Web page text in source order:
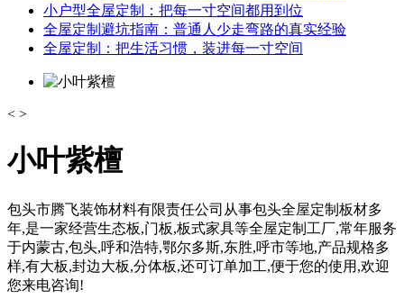
小户型全屋定制：把每一寸空间都用到位
全屋定制避坑指南：普通人少走弯路的真实经验
全屋定制：把生活习惯，装进每一寸空间
< >
小叶紫檀
包头市腾飞装饰材料有限责任公司从事包头全屋定制板材多
年,是一家经营生态板,门板,板式家具等全屋定制工厂,常年服务
于内蒙古,包头,呼和浩特,鄂尔多斯,东胜,呼市等地,产品规格多
样,有大板,封边大板,分体板,还可订单加工,便于您的使用,欢迎
您来电咨询!